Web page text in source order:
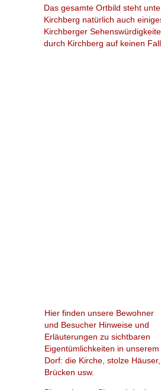
Das gesamte Ortbild steht
Kirchberg natürlich auch
Kirchberger
durch Kirchberg auf keinen
Hier finden unsere Bewohner
und Besucher Hinweise und
Erläuterungen zu sichtbaren
Eigentümlichkeiten in unserem
Dorf: die Kirche, stolze Häuser,
Brücken usw.